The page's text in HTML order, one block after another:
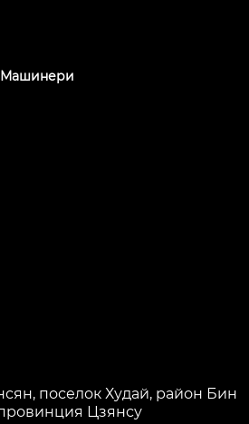
Машинери
поселок Худай, район Бин
провинция Цзянсу